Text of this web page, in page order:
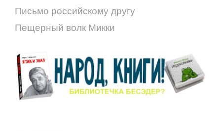
Письмо российскому другу
Пещерный волк Микки